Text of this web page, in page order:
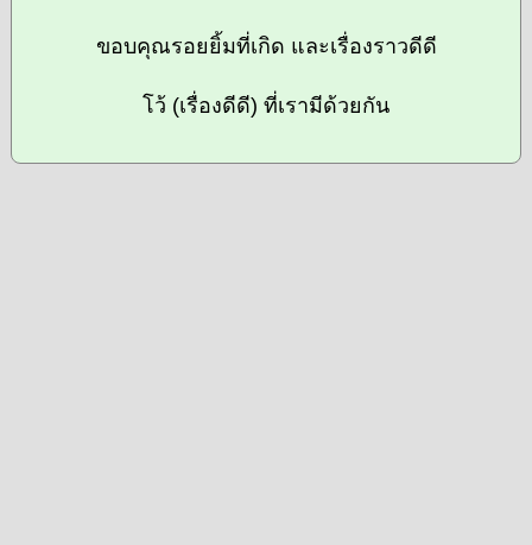
ขอบคุณรอยยิ้มที่เกิด และเรื่องราวดีดี
โว้ (เรื่องดีดี) ที่เรามีด้วยกัน